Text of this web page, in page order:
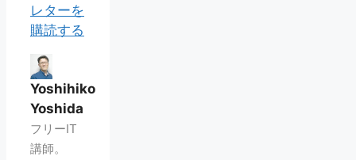
レターを
購読する
Yoshihiko
Yoshida
フリーIT
講師。